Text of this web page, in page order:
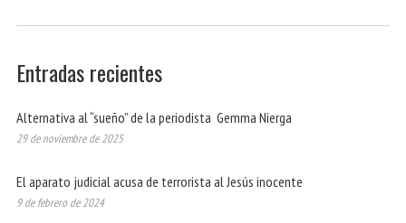
Entradas recientes
Alternativa al “sueño” de la periodista Gemma Nierga
29 de noviembre de 2025
El aparato judicial acusa de terrorista al Jesús inocente
9 de febrero de 2024